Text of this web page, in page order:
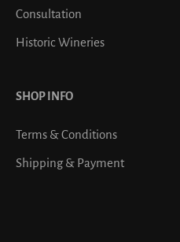
Consultation
Historic Wineries
SHOP INFO
Terms & Conditions
Shipping & Payment